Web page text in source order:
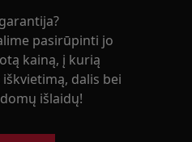
pasirūpinti jo
kainą, į kurią
dalis bei
išlaidų!